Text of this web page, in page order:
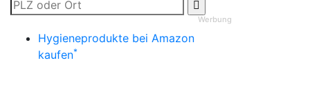
Werbung
Hygieneprodukte bei Amazon
kaufen*